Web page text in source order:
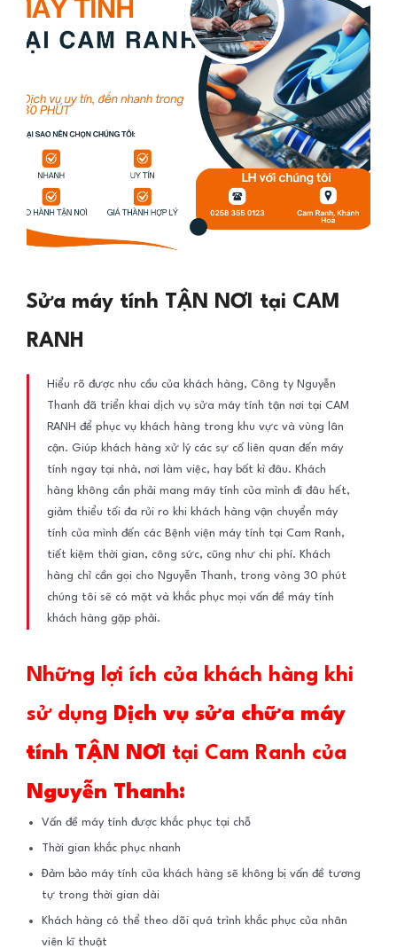
Sửa máy tính TẬN NƠI tại CAM
RANH
Hiểu rõ được nhu cầu của khách hàng, Công ty Nguyễn
Thanh đã triển khai dịch vụ sửa máy tính tận nơi tại CAM
RANH để phục vụ khách hàng trong khu vực và vùng lân
cận. Giúp khách hàng xử lý các sự cố liên quan đến máy
tính ngay tại nhà, nơi làm việc, hay bất kì đâu. Khách
hàng không cần phải mang máy tính của mình đi đâu hết,
giảm thiểu tối đa rủi ro khi khách hàng vận chuyển máy
tính của mình đến các Bệnh viện máy tính tại Cam Ranh,
tiết kiệm thời gian, công sức, cũng như chi phí. Khách
hàng chỉ cần gọi cho Nguyễn Thanh, trong vòng 30 phút
chúng tôi sẽ có mặt và khắc phục mọi vấn đề máy tính
khách hàng gặp phải.
Những lợi ích của khách hàng khi
sử dụng Dịch vụ sửa chữa máy
tính TẬN NƠI tại Cam Ranh của
Nguyễn Thanh:
Vấn đề máy tính được khắc phục tại chỗ
Thời gian khắc phục nhanh
Đảm bảo máy tính của khách hàng sẽ không bị vấn đề tương
tự trong thời gian dài
Khách hàng có thể theo dõi quá trình khắc phục của nhân
viên kĩ thuật